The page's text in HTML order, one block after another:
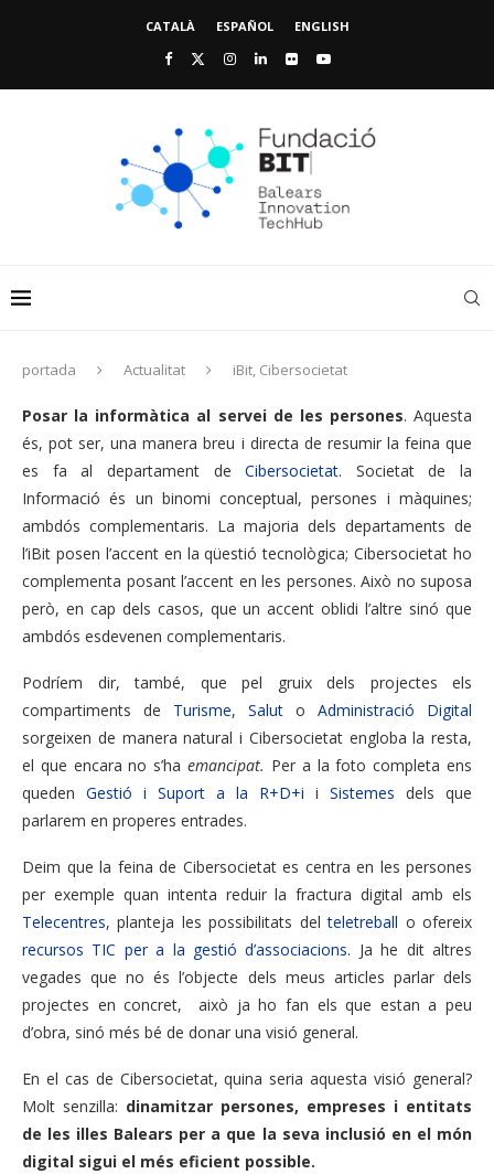
CATALÀ ESPAÑOL ENGLISH
portada Actualitat iBit, Cibersocietat
Posar la informàtica al servei de les persones. Aquesta
és, pot ser, una manera breu i directa de resumir la feina que
es fa al departament deCibersocietat. Societat de la
Informació és un binomi conceptual, persones i màquines;
ambdós complementaris. La majoria dels departaments de
l’iBit posen l’accent en la qüestió tecnològica; Cibersocietat ho
complementa posant l’accent en les persones. Això no suposa
però, en cap dels casos, que un accent oblidi l’altre sinó que
ambdós esdevenen complementaris.
Podríem dir, també, que pel gruix dels projectes els
compartiments de Turisme, Salut o Administració Digital
sorgeixen de manera natural i Cibersocietat engloba la resta,
el que encara no s’haemancipat. Per a la foto completa ens
queden Gestió i Suport a la R+D+i i Sistemes dels que
parlarem en properes entrades.
Deim que la feina de Cibersocietat es centra en les persones
per exemple quan intenta reduir la fractura digital amb els
Telecentres, planteja les possibilitats delteletreball o ofereix
recursos TIC per a la gestió d’associacions. Ja he dit altres
vegades que no és l’objecte dels meus articles parlar dels
projectes en concret, això ja ho fan els que estan a peu
d’obra, sinó més bé de donar una visió general.
En el cas de Cibersocietat, quina seria aquesta visió general?
Molt senzilla: dinamitzar persones, empreses i entitats
de les illes Balears per a que la seva inclusió en el món
digital sigui el més eficient possible.